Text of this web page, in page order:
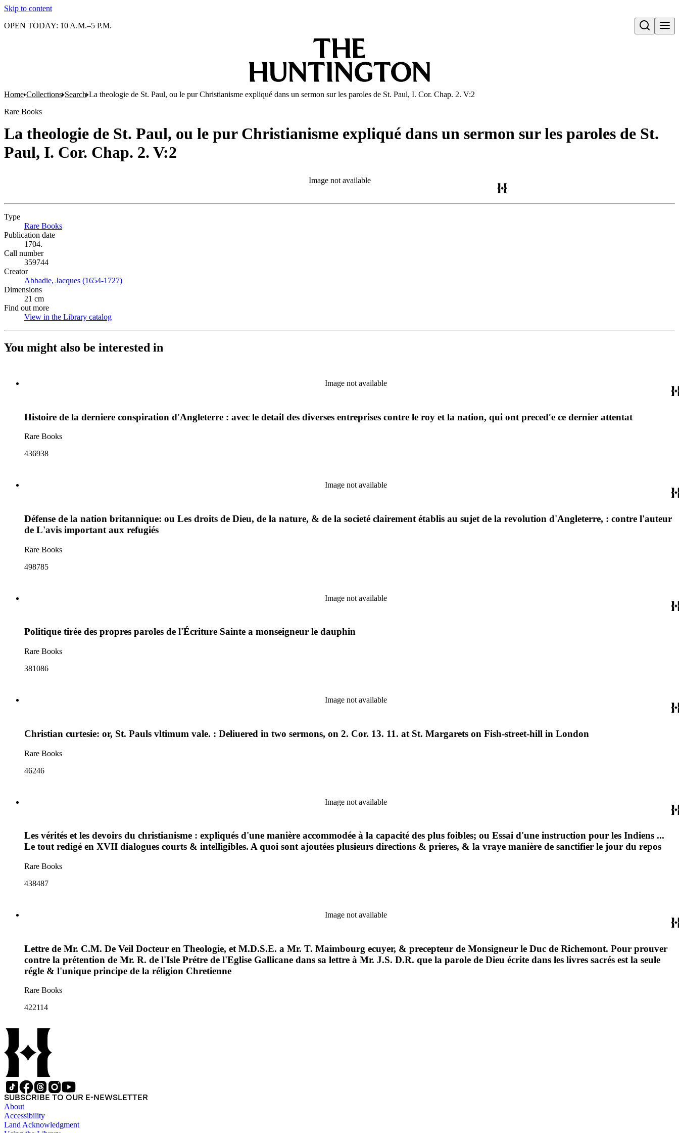
Skip to content
Open search
OPEN TODAY: 10 A.M.–5 P.M.
Home Collections Search La theologie de St. Paul, ou le pur Christianisme expliqué dans un sermon sur les paroles de St. Paul, I. Cor. Chap. 2. V:2
Rare Books
La theologie de St. Paul, ou le pur Christianisme expliqué dans un sermon sur les paroles de St.
Paul, I. Cor. Chap. 2. V:2
Image not available
Type
Rare Books
Publication date
1704.
Call number
359744
Creator
Abbadie, Jacques (1654-1727)
Dimensions
21 cm
Find out more
View in the Library catalog
You might also be interested in
Image not available
Histoire de la derniere conspiration d'Angleterre : avec le detail des diverses entreprises contre le roy et la nation, qui ont precedʹe ce dernier attentat
Rare Books
436938
Image not available
Défense de la nation britannique: ou Les droits de Dieu, de la nature, & de la societé clairement établis au sujet de la revolution d'Angleterre, : contre l'auteur
de L'avis important aux refugiés
Rare Books
498785
Image not available
Politique tirée des propres paroles de l'Écriture Sainte a monseigneur le dauphin
Rare Books
381086
Image not available
Christian curtesie: or, St. Pauls vltimum vale. : Deliuered in two sermons, on 2. Cor. 13. 11. at St. Margarets on Fish-street-hill in London
Rare Books
46246
Image not available
Les vérités et les devoirs du christianisme : expliqués d'une manière accommodée à la capacité des plus foibles; ou Essai d'une instruction pour les Indiens ...
Le tout redigé en XVII dialogues courts & intelligibles. A quoi sont ajoutées plusieurs directions & prieres, & la vraye manière de sanctifier le jour du repos
Rare Books
438487
Image not available
Lettre de Mr. C.M. De Veil Docteur en Theologie, et M.D.S.E. a Mr. T. Maimbourg ecuyer, & precepteur de Monsigneur le Duc de Richemont. Pour prouver
contre la prétention de Mr. R. de l'Isle Prétre de l'Eglise Gallicane dans sa lettre à Mr. J.S. D.R. que la parole de Dieu écrite dans les livres sacrés est la seule
régle & l'unique principe de la réligion Chretienne
Rare Books
422114
SUBSCRIBE TO OUR E-NEWSLETTER
About
Accessibility
Land Acknowledgment